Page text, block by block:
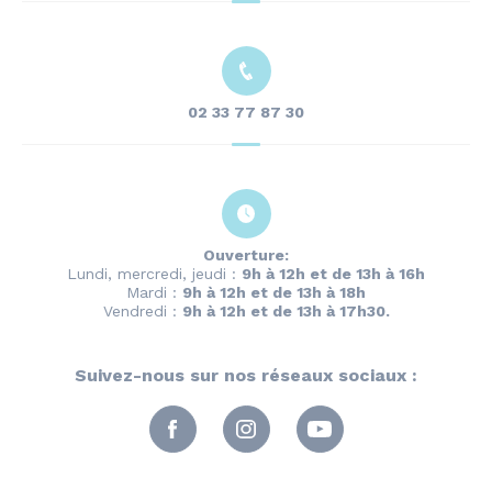
02 33 77 87 30
Ouverture:
Lundi, mercredi, jeudi : 9h à 12h et de 13h à 16h
Mardi : 9h à 12h et de 13h à 18h
Vendredi : 9h à 12h et de 13h à 17h30.
Suivez-nous sur nos réseaux sociaux :